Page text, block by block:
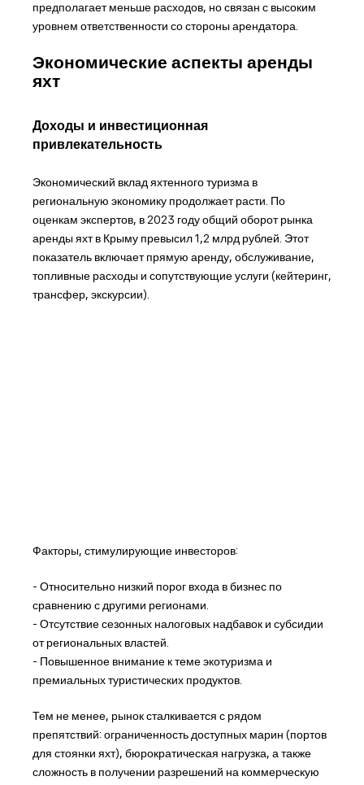
предполагает меньше расходов, но связан с высоким
уровнем ответственности со стороны арендатора.
Экономические аспекты аренды
яхт
Доходы и инвестиционная
привлекательность
Экономический вклад яхтенного туризма в
региональную экономику продолжает расти. По
оценкам экспертов, в 2023 году общий оборот рынка
аренды яхт в Крыму превысил 1,2 млрд рублей. Этот
показатель включает прямую аренду, обслуживание,
топливные расходы и сопутствующие услуги (кейтеринг,
трансфер, экскурсии).
Факторы, стимулирующие инвесторов:
- Относительно низкий порог входа в бизнес по
сравнению с другими регионами.
- Отсутствие сезонных налоговых надбавок и субсидии
от региональных властей.
- Повышенное внимание к теме экотуризма и
премиальных туристических продуктов.
Тем не менее, рынок сталкивается с рядом
препятствий: ограниченность доступных марин (портов
для стоянки яхт), бюрократическая нагрузка, а также
сложность в получении разрешений на коммерческую